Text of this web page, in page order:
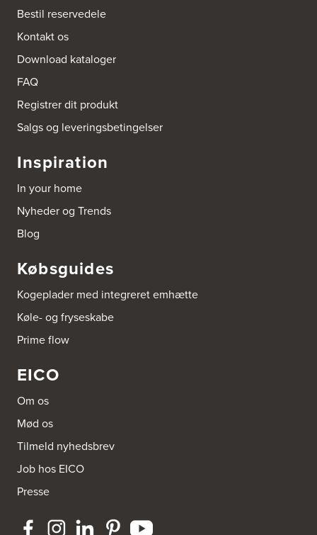
Bestil reservedele
Kontakt os
Download kataloger
FAQ
Registrer dit produkt
Salgs og leveringsbetingelser
Inspiration
In your home
Nyheder og Trends
Blog
Købsguides
Kogeplader med integreret emhætte
Køle- og fryseskabe
Prime flow
EICO
Om os
Mød os
Tilmeld nyhedsbrev
Job hos EICO
Presse